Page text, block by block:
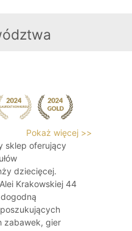
Pokaż więcej >>
sklep oferujący
dziecięcej.
Krakowskiej 44
zabawek, gier